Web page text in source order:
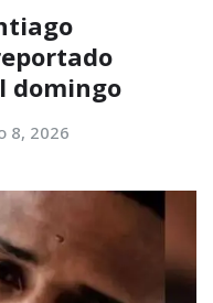
domingo
8, 2026